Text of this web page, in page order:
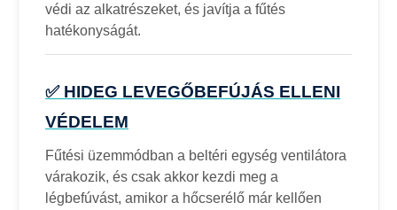
védi az alkatrészeket, és javítja a fűtés
hatékonyságát.
✅ HIDEG LEVEGŐBEFÚJÁS ELLENI
VÉDELEM
Fűtési üzemmódban a beltéri egység ventilátora
várakozik, és csak akkor kezdi meg a
légbefúvást, amikor a hőcserélő már kellően